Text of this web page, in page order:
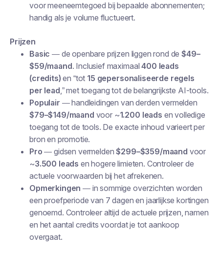
voor meeneemtegoed bij bepaalde abonnementen;
handig als je volume fluctueert.
Prijzen
Basic — de openbare prijzen liggen rond de$49–
$59/maand. Inclusief maximaal400 leads
(credits) en “tot 15 gepersonaliseerde regels
per lead,” met toegang tot de belangrijkste AI-tools.
Populair — handleidingen van derden vermelden
$79–$149/maand voor ~1.200 leads en volledige
toegang tot de tools. De exacte inhoud varieert per
bron en promotie.
Pro — gidsen vermelden$299–$359/maand voor
~3.500 leads en hogere limieten. Controleer de
actuele voorwaarden bij het afrekenen.
Opmerkingen — in sommige overzichten worden
een proefperiode van 7 dagen en jaarlijkse kortingen
genoemd. Controleer altijd de actuele prijzen, namen
en het aantal credits voordat je tot aankoop
overgaat.